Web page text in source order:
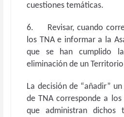
cuestiones temáticas.
6. Revisar, cuando
los TNA e informar a la
que se han cumplido
eliminación de un
La decisión de “añadir”
de TNA corresponde a los
que administran